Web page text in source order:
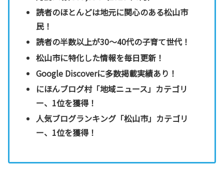
読者のほとんどは地元に関心のある松山市
民！
読者の半数以上が30～40代の子育て世代！
松山市に特化した情報を毎日更新！
Google Discoverに多数掲載実績あり！
にほんブログ村「地域ニュース」カテゴリ
ー、1位を獲得！
人気ブログランキング「松山市」カテゴリ
ー、1位を獲得！